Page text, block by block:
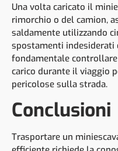
Una volta caricato il
rimorchio o del camion,
saldamente utilizzando
spostamenti indesiderati
fondamentale
carico durante il viaggio
pericolose sulla strada.
Conclusioni
Trasportare un